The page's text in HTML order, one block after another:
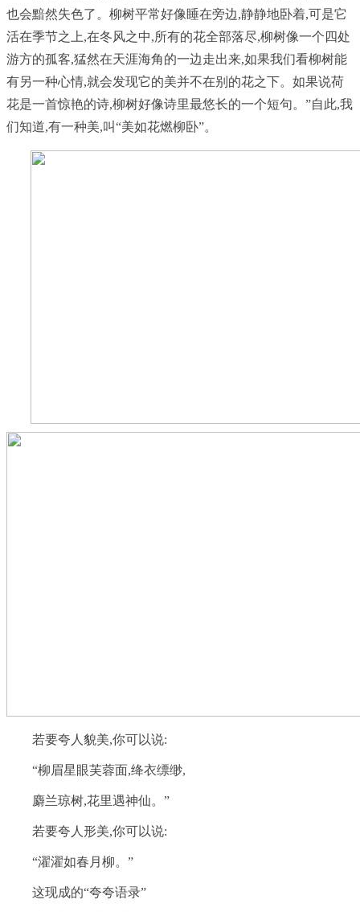
也会黯然失色了。柳树平常好像睡在旁边,静静地卧着,可是它
活在季节之上,在冬风之中,所有的花全部落尽,柳树像一个四处
游方的孤客,猛然在天涯海角的一边走出来,如果我们看柳树能
有另一种心情,就会发现它的美并不在别的花之下。如果说荷
花是一首惊艳的诗,柳树好像诗里最悠长的一个短句。”自此,我
们知道,有一种美,叫“美如花燃柳卧”。
若要夸人貌美,你可以说:
“柳眉星眼芙蓉面,绛衣缥缈,
麝兰琼树,花里遇神仙。”
若要夸人形美,你可以说:
“濯濯如春月柳。”
这现成的“夸夸语录”